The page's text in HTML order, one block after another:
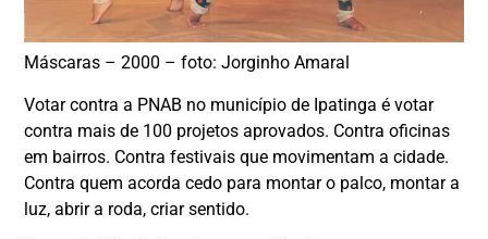
Máscaras – 2000 – foto: Jorginho Amaral
Votar contra a PNAB no município de Ipatinga é votar
contra mais de 100 projetos aprovados. Contra oficinas
em bairros. Contra festivais que movimentam a cidade.
Contra quem acorda cedo para montar o palco, montar a
luz, abrir a roda, criar sentido.